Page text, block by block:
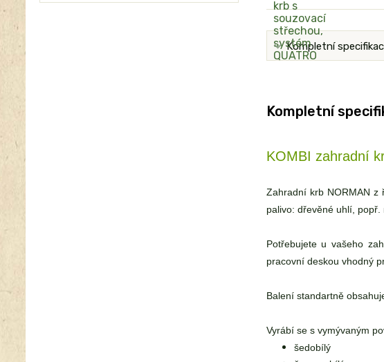
Kompletní
Kompletní
KOMBI zahradní
Zahradní krb NORMAN z
palivo: dřevěné uhlí, popř.
Potřebujete u vašeho
pracovní deskou vhodný
Balení standartně
Vyrábí se s vymývaným
šedobílý